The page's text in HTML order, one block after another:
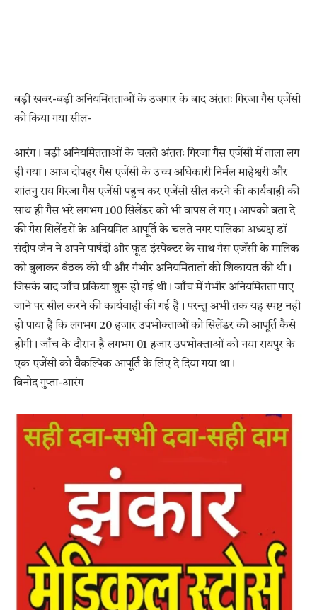
बड़ी खबर-बड़ी अनियमितताओं के उजगार के बाद अंततः गिरजा गैस एजेंसी
को किया गया सील-
आरंग। बड़ी अनियमितताओं के चलते अंततः गिरजा गैस एजेंसी में ताला लग
ही गया। आज दोपहर गैस एजेंसी के उच्च अधिकारी निर्मल माहेश्वरी और
शांतनु राय गिरजा गैस एजेंसी पहुच कर एजेंसी सील करने की कार्यवाही की
साथ ही गैस भरे लगभग 100 सिलेंडर को भी वापस ले गए। आपको बता दे
की गैस सिलेंडरों के अनियमित आपूर्ति के चलते नगर पालिका अध्यक्ष डॉ
संदीप जैन ने अपने पार्षदों और फ़ूड इंस्पेक्टर के साथ गैस एजेंसी के मालिक
को बुलाकर बैठक की थी और गंभीर अनियमितातो की शिकायत की थी।
जिसके बाद जाँच प्रकिया शुरू हो गई थी। जाँच में गंभीर अनियमितता पाए
जाने पर सील करने की कार्यवाही की गई है। परन्तु अभी तक यह स्पष्ट नही
हो पाया है कि लगभग 20 हजार उपभोक्ताओं को सिलेंडर की आपूर्ति कैसे
होगी। जाँच के दौरान है लगभग 01 हजार उपभोक्ताओं को नया रायपुर के
एक एजेंसी को वैकल्पिक आपूर्ति के लिए दे दिया गया था।
विनोद गुप्ता-आरंग